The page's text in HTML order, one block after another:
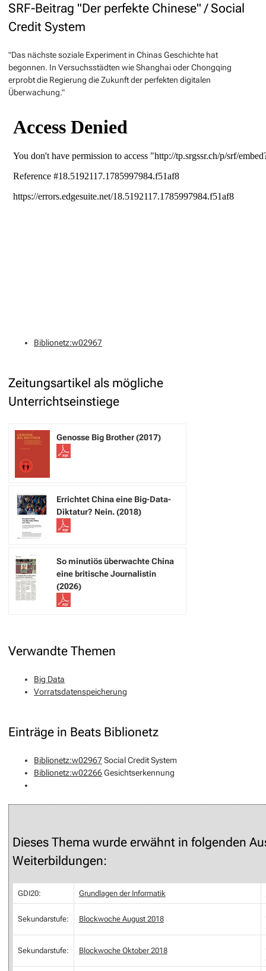
SRF-Beitrag "Der perfekte Chinese" / Social
Credit System
"Das nächste soziale Experiment in Chinas Geschichte hat
begonnen. In Versuchsstädten wie Shanghai oder Chongqing
erprobt die Regierung die Zukunft der perfekten digitalen
Überwachung."
Biblionetz:w02967
Zeitungsartikel als mögliche
Unterrichtseinstiege
Genosse Big Brother (2017)
Errichtet China eine Big-Data-
Diktatur? Nein. (2018)
So minutiös überwachte China
eine britische Journalistin
(2026)
Verwandte Themen
Big Data
Vorratsdatenspeicherung
Einträge in Beats Biblionetz
Biblionetz:w02967Social Credit System
Biblionetz:w02266Gesichtserkennung
Dieses Thema wurde erwähnt in folgenden
Weiterbildungen:
GDI20: Grundlagen der Informatik
Sekundarstufe: Blockwoche August 2018
Sekundarstufe: Blockwoche Oktober 2018